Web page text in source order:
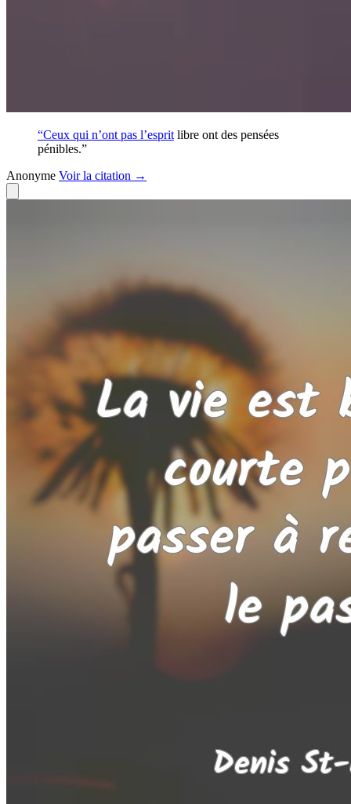
“Ceux qui n’ont pas l’esprit libre ont des pensées
pénibles.”
Anonyme Voirla citation →